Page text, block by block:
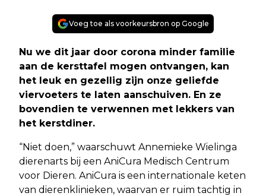
Voeg toe als voorkeursbron op Google
Nu we dit jaar door corona minder familie
aan de kersttafel mogen ontvangen, kan
het leuk en gezellig zijn onze geliefde
viervoeters te laten aanschuiven. En ze
bovendien te verwennen met lekkers van
het kerstdiner.
“Niet doen,” waarschuwt Annemieke Wielinga
dierenarts bij een AniCura Medisch Centrum
voor Dieren. AniCura is een internationale keten
van dierenklinieken, waarvan er ruim tachtig in